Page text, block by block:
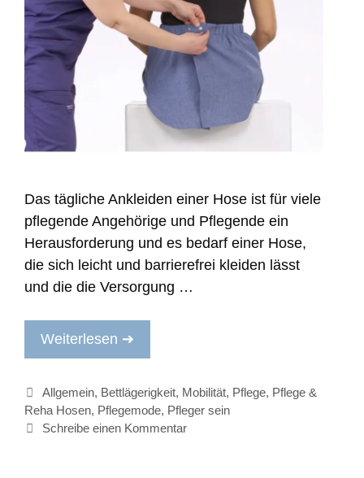
Das tägliche Ankleiden einer Hose ist für viele
pflegende Angehörige und Pflegende ein
Herausforderung und es bedarf einer Hose,
die sich leicht und barrierefrei kleiden lässt
und die die Versorgung …
Weiterlesen ➔
Kategorien
Allgemein, Bettlägerigkeit, Mobilität, Pflege, Pflege &
Reha Hosen, Pflegemode, Pfleger sein
Schreibe einen Kommentar